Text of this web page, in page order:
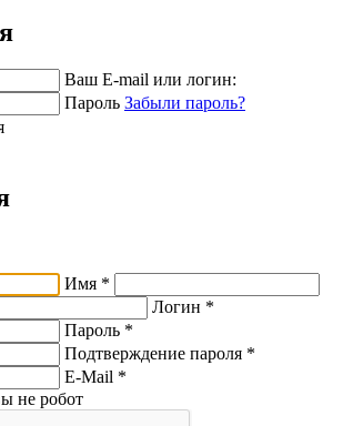
Ваш E-mail или логин:
Пароль Забыли пароль?
Имя *
Логин *
Пароль *
Подтверждение пароля *
E-Mail *
не робот